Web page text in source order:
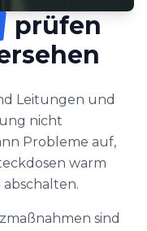
prüfen
Leitungen und
nicht
Probleme auf,
warm
sind